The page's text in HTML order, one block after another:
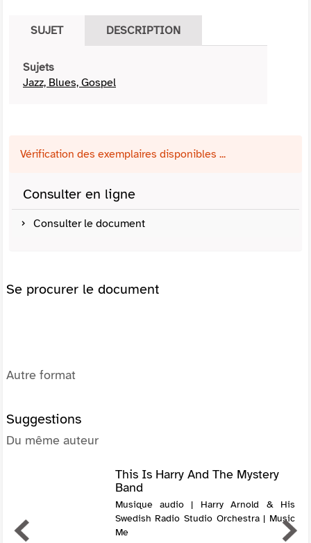
SUJET DESCRIPTION
Sujets
Jazz, Blues, Gospel
Vérification des exemplaires disponibles ...
Consulter en ligne
Consulter le document
Se procurer le document
Autre format
Suggestions
Du même auteur
This Is Harry And The Mystery
Band
Musique audio | Harry Arnold & His
Swedish Radio Studio Orchestra | Music
Me